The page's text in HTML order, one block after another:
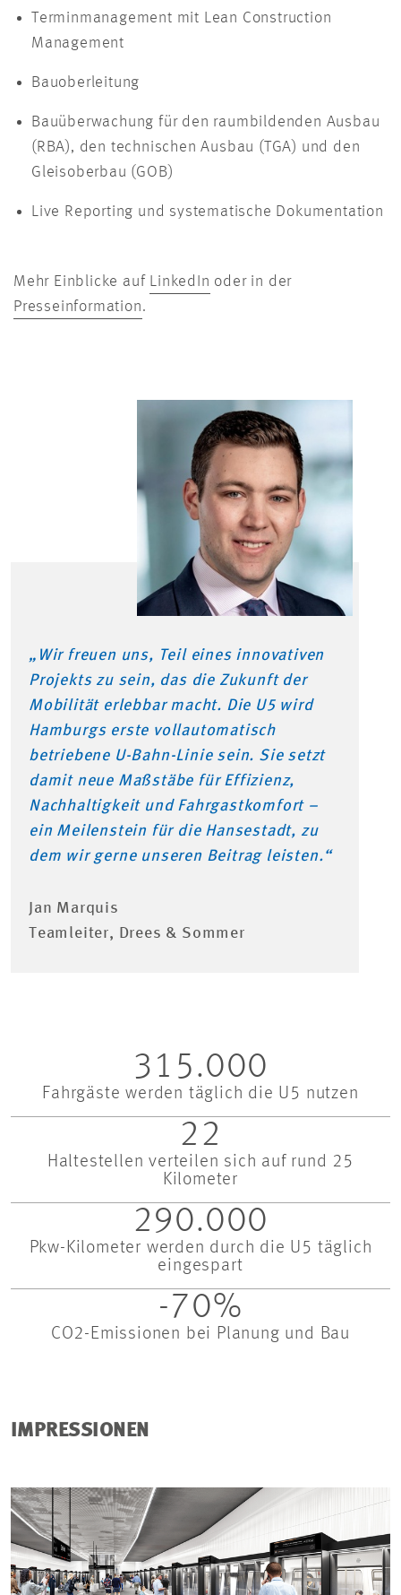
Terminmanagement mit Lean Construction
Management
Bauoberleitung
Bauüberwachung für den raumbildenden Ausbau
(RBA), den technischen Ausbau (TGA) und den
Gleisoberbau (GOB)
Live Reporting und systematische Dokumentation
Mehr Einblicke auf LinkedIn oder in der
Presseinformation.
„Wir freuen uns, Teil eines innovativen
Projekts zu sein, das die Zukunft der
Mobilität erlebbar macht. Die U5 wird
Hamburgs erste vollautomatisch
betriebene U-Bahn-Linie sein. Sie setzt
damit neue Maßstäbe für Effizienz,
Nachhaltigkeit und Fahrgastkomfort –
ein Meilenstein für die Hansestadt, zu
dem wir gerne unseren Beitrag leisten.“
Jan Marquis
Teamleiter, Drees & Sommer
315.000
Fahrgäste werden täglich die U5 nutzen
22
Haltestellen verteilen sich auf rund 25
Kilometer
290.000
Pkw-Kilometer werden durch die U5 täglich
eingespart
-70%
CO2-Emissionen bei Planung und Bau
IMPRESSIONEN